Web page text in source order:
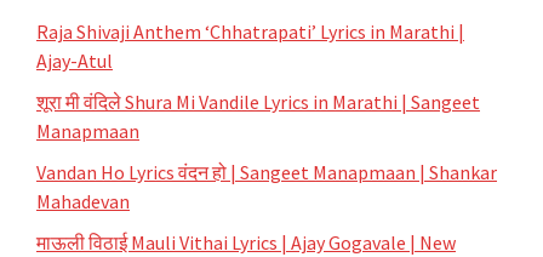
Raja Shivaji Anthem ‘Chhatrapati’ Lyrics in Marathi |
Ajay-Atul
शूरा मी वंदिले Shura Mi Vandile Lyrics in Marathi | Sangeet
Manapmaan
Vandan Ho Lyrics वंदन हो | Sangeet Manapmaan | Shankar
Mahadevan
माऊली विठाई Mauli Vithai Lyrics | Ajay Gogavale | New